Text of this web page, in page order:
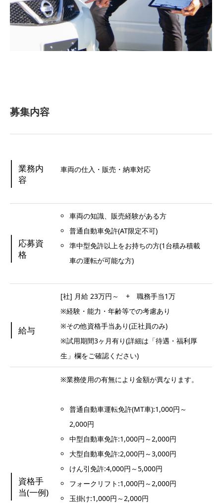
募集内容
業務内
容
車両の仕入・販売・納車対応
応募資
格
車両の知識、販売経験がある方
普通自動車免許(AT限定不可)
準中型免許以上をお持ちの方(1台積み積載
車の運転が可能な方)
給与
[社] 月給 23万円～ + 職務手当1万
※経験・能力・年齢等での考慮あり
※その他資格手当あり(正社員のみ)
※試用期間3ヶ月有り(詳細は「待遇・福利厚
生」欄をご確認ください)
資格手
当(一例)
※業務使用の有無により金額が異なります。
普通自動車運転免許(MT車):1,000円～
2,000円
中型自動車免許:1,000円～2,000円
大型自動車免許:2,000円～3,000円
けん引免許:4,000円～5,000円
フォークリフト:1,000円～2,000円
玉掛け:1,000円～2,000円